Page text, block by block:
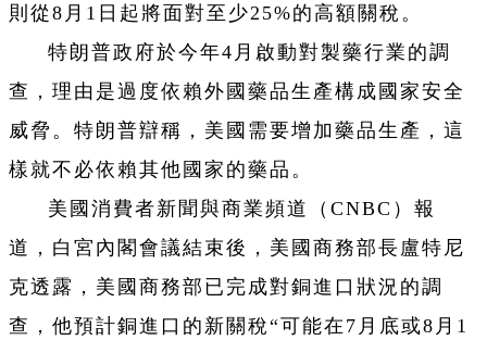
則從8月1日起將面對至少25%的高額關稅。
特朗普政府於今年4月啟動對製藥行業的調
查，理由是過度依賴外國藥品生產構成國家安全
威脅。特朗普辯稱，美國需要增加藥品生產，這
樣就不必依賴其他國家的藥品。
美國消費者新聞與商業頻道（CNBC）報
道，白宮內閣會議結束後，美國商務部長盧特尼
克透露，美國商務部已完成對銅進口狀況的調
查，他預計銅進口的新關稅“可能在7月底或8月1